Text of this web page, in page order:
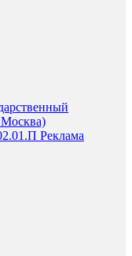
Москва)
Реклама